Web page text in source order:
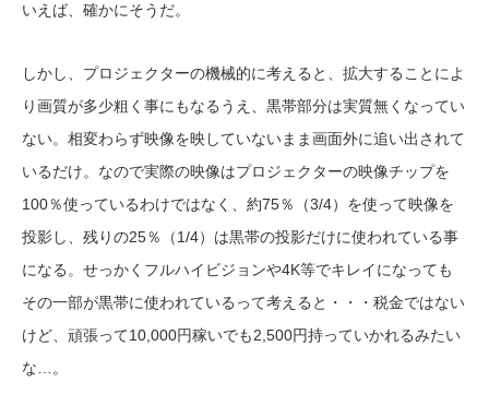
いえば、確かにそうだ。
しかし、プロジェクターの機械的に考えると、拡大することによ
り画質が多少粗く事にもなるうえ、黒帯部分は実質無くなってい
ない。相変わらず映像を映していないまま画面外に追い出されて
いるだけ。なので実際の映像はプロジェクターの映像チップを
100％使っているわけではなく、約75％（3/4）を使って映像を
投影し、残りの25％（1/4）は黒帯の投影だけに使われている事
になる。せっかくフルハイビジョンや4K等でキレイになっても
その一部が黒帯に使われているって考えると・・・税金ではない
けど、頑張って10,000円稼いでも2,500円持っていかれるみたい
な…。